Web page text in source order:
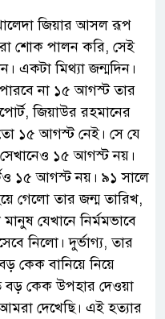
জিয়ার আসল রূপ
শোক পালন করি, সেই
একটা মিথ্যা জন্মদিন।
না ১৫ আগস্ট তার
জিয়াউর রহমানের
১৫ আগস্ট নেই। সে যে
সেখানেও ১৫ আগস্ট নয়।
১৫ আগস্ট নয়। ৯১ সালে
গেলো তার জন্ম তারিখ,
যেখানে নির্মমভাবে
নিলো। দুর্ভাগ্য, তার
কেক বানিয়ে নিয়ে
বড় কেক উপহার দেওয়া
দেখেছি। এই হত্যার